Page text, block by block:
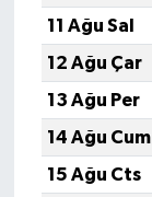
11 Ağu Sal
12 Ağu Çar
13 Ağu Per
14 Ağu Cum
15 Ağu Cts